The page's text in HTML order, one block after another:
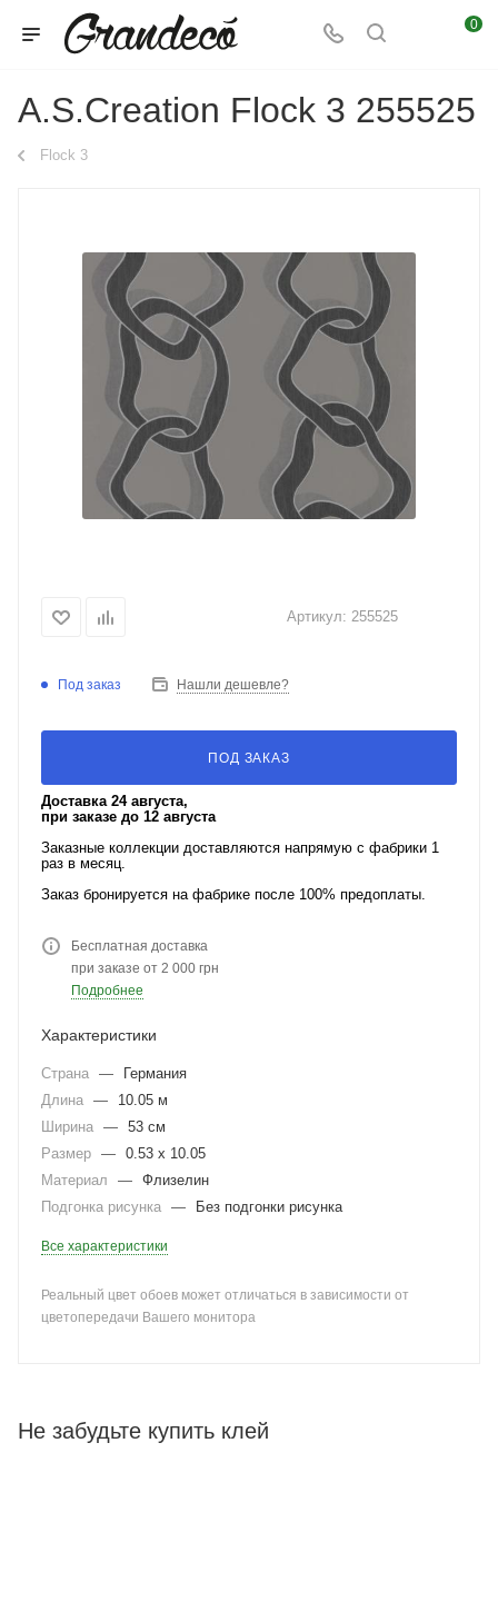
0
A.S.Creation Flock 3 255525
Flock 3
Артикул: 255525
Под заказ Нашли дешевле?
ПОД ЗАКАЗ
Доставка 24 августа,
при заказе до 12 августа
Заказные коллекции доставляются напрямую с фабрики 1
раз в месяц.
Заказ бронируется на фабрике после 100% предоплаты.
Бесплатная доставка
при заказе от 2 000 грн
Подробнее
Характеристики
Страна —
Германия
Длина —
10.05 м
Ширина — 53 см
Размер — 0.53 x 10.05
Материал
— Флизелин
Подгонка рисунка — Без подгонки рисунка
Все характеристики
Реальный цвет обоев может отличаться в зависимости от
цветопередачи Вашего монитора
Не забудьте купить клей